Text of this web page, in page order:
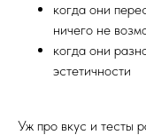
когда они
ничего не
когда они
эстетичности
Уж про вкус и тесты